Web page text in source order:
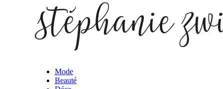
Mode
Beauté